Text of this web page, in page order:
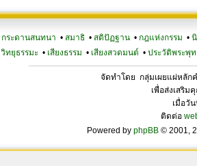
กระดานสนทนา • สมาธิ • สติปัฏฐาน • กฎแห่งกรรม •
วิทยุธรรมะ• เสียงธรรม • เสียงสวดมนต์ • ประวัติพระพุท
จัดทำโดย กลุ่มเผยแผ่หลัก
เพื่อส่งเสริม
เมื่อวั
ติดต่อ
Powered by phpBB © 2001,